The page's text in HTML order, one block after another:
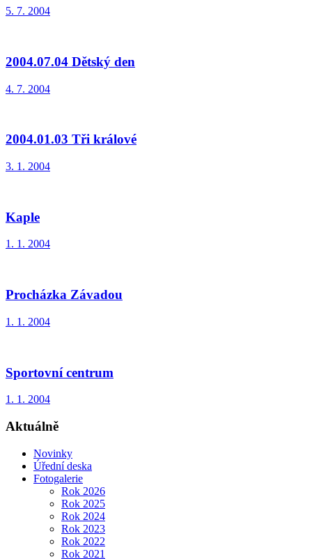
5. 7. 2004
2004.07.04 Dětský den
4. 7. 2004
2004.01.03 Tři králové
3. 1. 2004
Kaple
1. 1. 2004
Procházka Závadou
1. 1. 2004
Sportovní centrum
1. 1. 2004
Aktuálně
Novinky
Úřední deska
Fotogalerie
Rok 2026
Rok 2025
Rok 2024
Rok 2023
Rok 2022
Rok 2021